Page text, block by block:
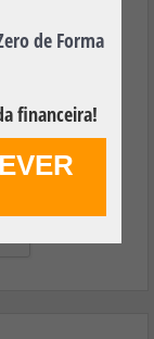
de Forma
financeira!